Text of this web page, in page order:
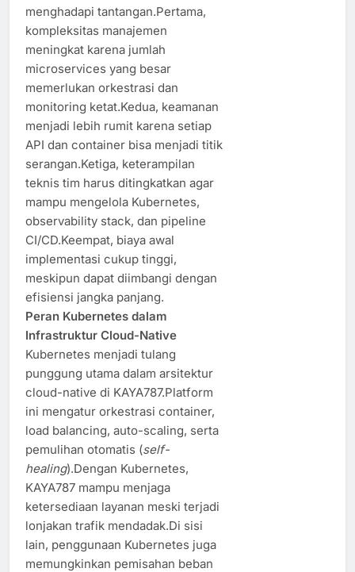
menghadapi tantangan.Pertama,
kompleksitas manajemen
meningkat karena jumlah
microservices yang besar
memerlukan orkestrasi dan
monitoring ketat.Kedua, keamanan
menjadi lebih rumit karena setiap
API dan container bisa menjadi titik
serangan.Ketiga, keterampilan
teknis tim harus ditingkatkan agar
mampu mengelola Kubernetes,
observability stack, dan pipeline
CI/CD.Keempat, biaya awal
implementasi cukup tinggi,
meskipun dapat diimbangi dengan
efisiensi jangka panjang.
Peran Kubernetes dalam
Infrastruktur Cloud-Native
Kubernetes menjadi tulang
punggung utama dalam arsitektur
cloud-native di KAYA787.Platform
ini mengatur orkestrasi container,
load balancing, auto-scaling, serta
pemulihan otomatis (self-
healing).Dengan Kubernetes,
KAYA787 mampu menjaga
ketersediaan layanan meski terjadi
lonjakan trafik mendadak.Di sisi
lain, penggunaan Kubernetes juga
memungkinkan pemisahan beban